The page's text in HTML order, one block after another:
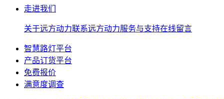
走进我们
关于远方动力联系远方动力服务与支持在线留言
智慧路灯平台
产品订货平台
免费报价
满意度调查